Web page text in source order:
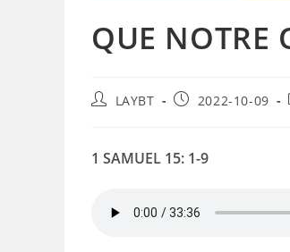
QUE NOTRE
Auteur/autrice
publication :
LAYBT
Publication
2022-10-09
1 SAMUEL 15: 1-9